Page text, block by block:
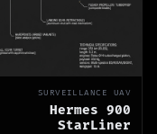
SURVEILLANCE UAV
Hermes 900
StarLiner